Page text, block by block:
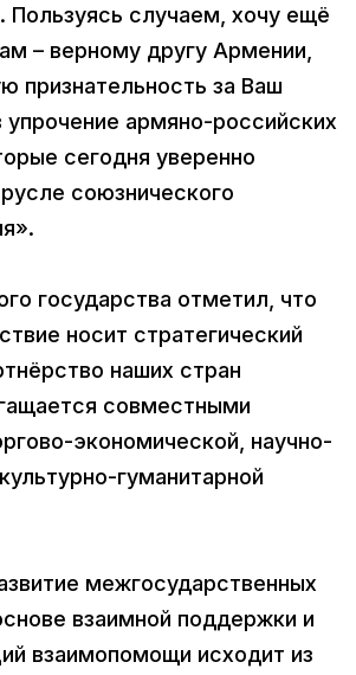
Пользуясь случаем, хочу ещё
– верному другу Армении,
признательность за Ваш
упрочение армяно-российских
сегодня уверенно
союзнического
государства отметил, что
носит стратегический
наших стран
совместными
экономической, научно-
гуманитарной
межгосударственных
взаимной поддержки и
взаимопомощи исходит из